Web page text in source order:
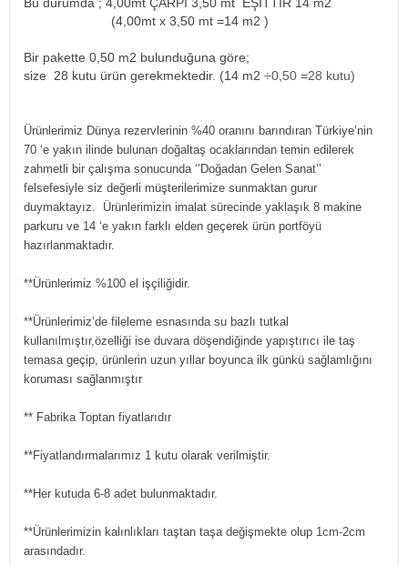
(4,00mt x 3,50 mt =14 m2 )
Bir pakette 0,50 m2 bulunduğuna göre;
size 28 kutu ürün gerekmektedir. (14 m2 ÷0,50 =28 kutu)
Ürünlerimiz Dünya rezervlerinin %40 oranını barındıran Türkiye’nin
70 ‘e yakın ilinde bulunan doğaltaş ocaklarından temin edilerek
zahmetli bir çalışma sonucunda ‘’Doğadan Gelen Sanat’’
felsefesiyle siz değerli müşterilerimize sunmaktan gurur
duymaktayız. Ürünlerimizin imalat sürecinde yaklaşık 8 makine
parkuru ve 14 ‘e yakın farklı elden geçerek ürün portföyü
hazırlanmaktadır.
**Ürünlerimiz %100 el işçiliğidir.
**Ürünlerimiz’de fileleme esnasında su bazlı tutkal
kullanılmıştır,özelliği ise duvara döşendiğinde yapıştırıcı ile taş
temasa geçip, ürünlerin uzun yıllar boyunca ilk günkü sağlamlığını
koruması sağlanmıştır
** Fabrika Toptan fiyatlarıdır
**Fiyatlandırmalarımız 1 kutu olarak verilmiştir.
**Her kutuda 6-8 adet bulunmaktadır.
**Ürünlerimizin kalınlıkları taştan taşa değişmekte olup 1cm-2cm
arasındadır.